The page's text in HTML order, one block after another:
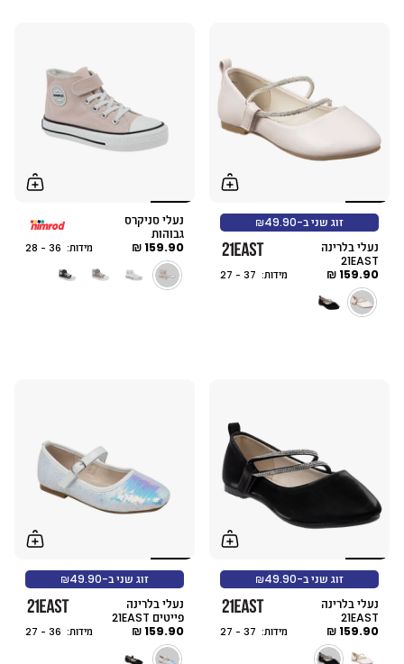
זוג שני ב-₪49.90
נעלי בלרינה
21EAST
159.90 ₪
מידות: 37 - 27
נעלי סניקרס
גבוהות
159.90 ₪
מידות: 36 - 28
זוג שני ב-₪49.90
נעלי בלרינה
21EAST
159.90 ₪
מידות: 37 - 27
זוג שני ב-₪49.90
נעלי בלרינה
פייטים 21EAST
159.90 ₪
מידות: 36 - 27